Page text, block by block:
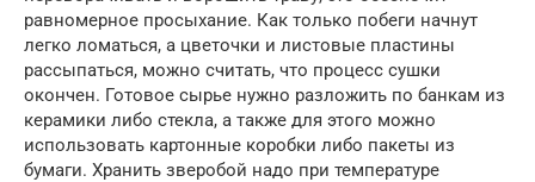
равномерное просыхание. Как только побеги начнут
легко ломаться, а цветочки и листовые пластины
рассыпаться, можно считать, что процесс сушки
окончен. Готовое сырье нужно разложить по банкам из
керамики либо стекла, а также для этого можно
использовать картонные коробки либо пакеты из
бумаги. Хранить зверобой надо при температуре